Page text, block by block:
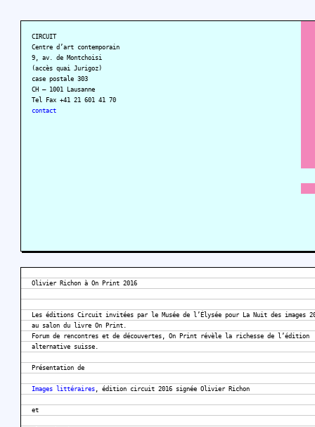
CIRCUIT
Centre d’art contemporain
9, av. de Montchoisi
(accès quai Jurigoz)
case postale 303
CH – 1001 Lausanne
Tel Fax +41 21 601 41 70
contact
Olivier Richon à On Print 2016
Les éditions Circuit invitées par le Musée de l’Élysée pour La Nuit des images
au salon du livre On Print.
Forum de rencontres et de découvertes, On Print révèle la richesse de l’édition
alternative suisse.
Présentation de
Images littéraires , édition circuit 2016 signée Olivier Richon
et